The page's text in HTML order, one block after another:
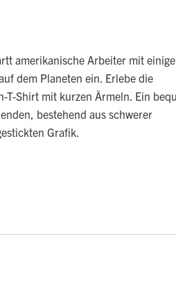
amerikanische Arbeiter mit
dem Planeten ein. Erlebe die
T-Shirt mit kurzen Ärmeln. Ein
bestehend aus schwerer
Grafik.